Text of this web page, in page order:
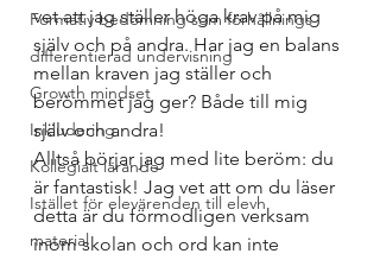
Formativ bedömning som förhållnings
differentierad undervisning
Growth mindset
Inkludering
Kollegialt lärande
Istället för elevärenden till elevh
material
vet att jag ställer höga krav på mig
själv och på andra. Har jag en balans
mellan kraven jag ställer och
berömmet jag ger? Både till mig
själv och andra!
Alltså börjar jag med lite beröm: du
är fantastisk! Jag vet att om du läser
detta är du förmodligen verksam
inom skolan och ord kan inte